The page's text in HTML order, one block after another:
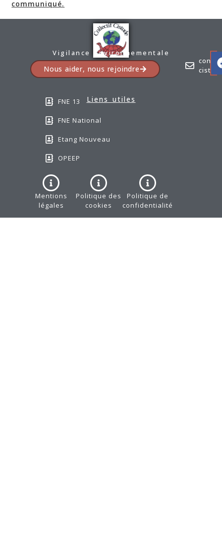
communiqué.
Vigilance Environnementale
Nous aider, nous rejoindre
Liens utiles
FNE 13
FNE National
Etang Nouveau
OPEEP
Mentions
légales
Politique des
cookies
Politique de
confidentialité